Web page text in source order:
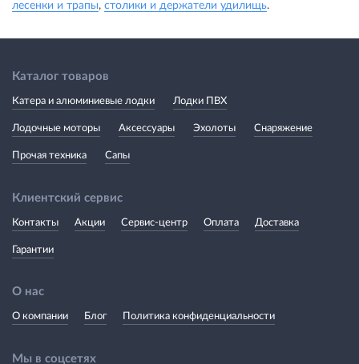
лесенки и трапы, столики и держатели удилищь.
Каталог товаров
Катера и алюминиевые лодки Лодки ПВХ
Лодочные моторы Аксессуары Эхолоты Снаряжение
Прочая техника Сапы
Клиентский сервис
Контакты Акции Сервис-центр Оплата Доставка
Гарантии
О нас
О компании Блог Политика конфиденциальности
Мы в соцсетях